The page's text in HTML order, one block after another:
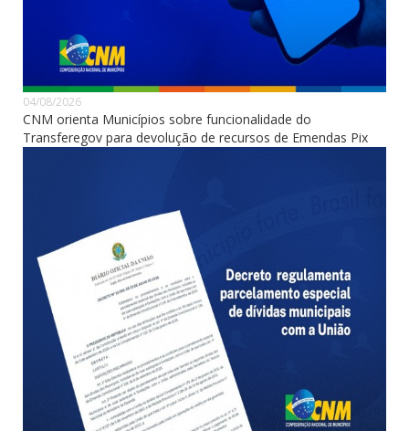
04/08/2026
CNM orienta Municípios sobre funcionalidade do
Transferegov para devolução de recursos de Emendas Pix